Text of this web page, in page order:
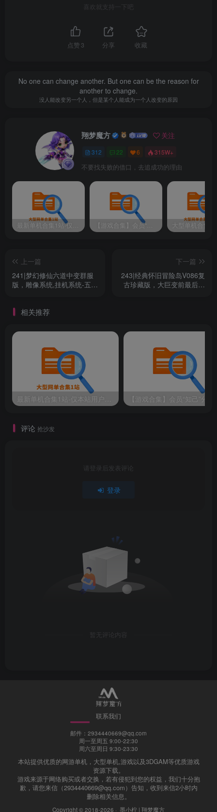
喜欢就支持一下吧
点赞 3 分享 收藏
No one can change another. But one can be the reason for
another to change.
没人能改变另一个人，但是某个人能成为一个人改变的原因
翔梦魔方 关注
312 22 6 315W+
不要找失败的借口，去追成功的理由
最新单机合集1站-仅本站用户可下载（直链满速下载） 【游戏合集】会员“知己”分享 1T网游单机大合集 某宝购买收集 带架设教程视频(部分免虚拟机一键端 )
上一篇
241|梦幻修仙六道中变群服
版，雕像系统,挂机系统-五路
域外网教程
下一篇
243|经典怀旧冒险岛V086复
古珍藏版，大巨变前最后一
相关推荐
评论 抢沙发
请登录后发表评论
登录
暂无评论内容
联系我们
邮件：2934440669@qq.com
周一至周五 9:00-22:30
周六至周日 9:30-23:30
本站提供优质的网游单机，大型单机,游戏以及3DGAM等优质游戏
资源下载。
游戏来源于网络购买或者交换，若有侵犯到您的权益，我们十分抱
歉，请您来信（2934440669@qq.com）告知，收到来信2小时内
删除相关信息。
Copyright © 2018-2026 · 墨小柠 | 翔梦魔方